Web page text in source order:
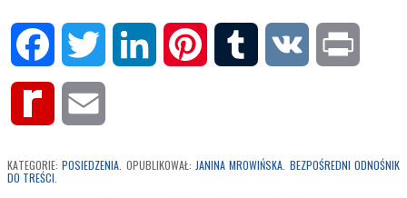
Facebook Twitter LinkedIn Pinterest Tumblr VK
Rediff
KATEGORIE:POSIEDZENIA. OPUBLIKOWAŁ:JANINA MROWIŃSKA. BEZPOŚREDNI ODNOŚNIK
DO TREŚCI.